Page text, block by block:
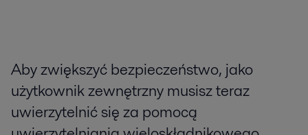
Aby zwiększyć bezpieczeństwo, jako
użytkownik zewnętrzny musisz teraz
uwierzytelnić się za pomocą